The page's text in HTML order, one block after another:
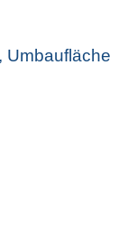
Umbaufläche